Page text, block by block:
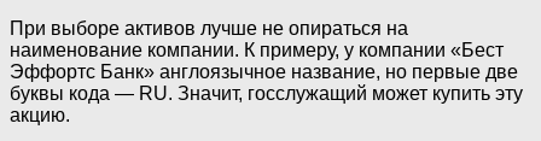
При выборе активов лучше не опираться на
наименование компании. К примеру, у компании «Бест
Эффортс Банк» англоязычное название, но первые две
буквы кода — RU. Значит, госслужащий может купить эту
акцию.